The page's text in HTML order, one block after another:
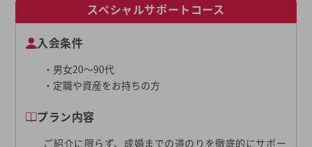
スペシャルサポートコース
入会条件
・男女20～90代
・定職や資産をお持ちの方
プラン内容
ご紹介に限らず、成婚までの道のりを徹底的にサポー